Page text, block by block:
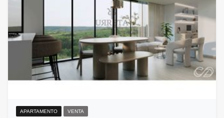
APARTAMENTO VENTA